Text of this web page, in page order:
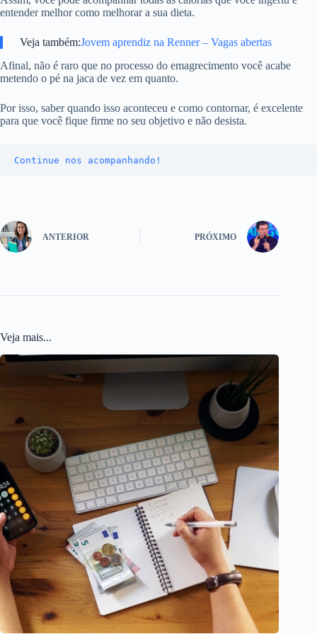
entender melhor como melhorar a sua dieta.
Veja também:Jovem aprendiz na Renner – Vagas abertas
Afinal, não é raro que no processo do emagrecimento você acabe
metendo o pé na jaca de vez em quanto.
Por isso, saber quando isso aconteceu e como contornar, é excelente
para que você fique firme no seu objetivo e não desista.
Continue nos acompanhando!
ANTERIOR PRÓXIMO
Veja mais...